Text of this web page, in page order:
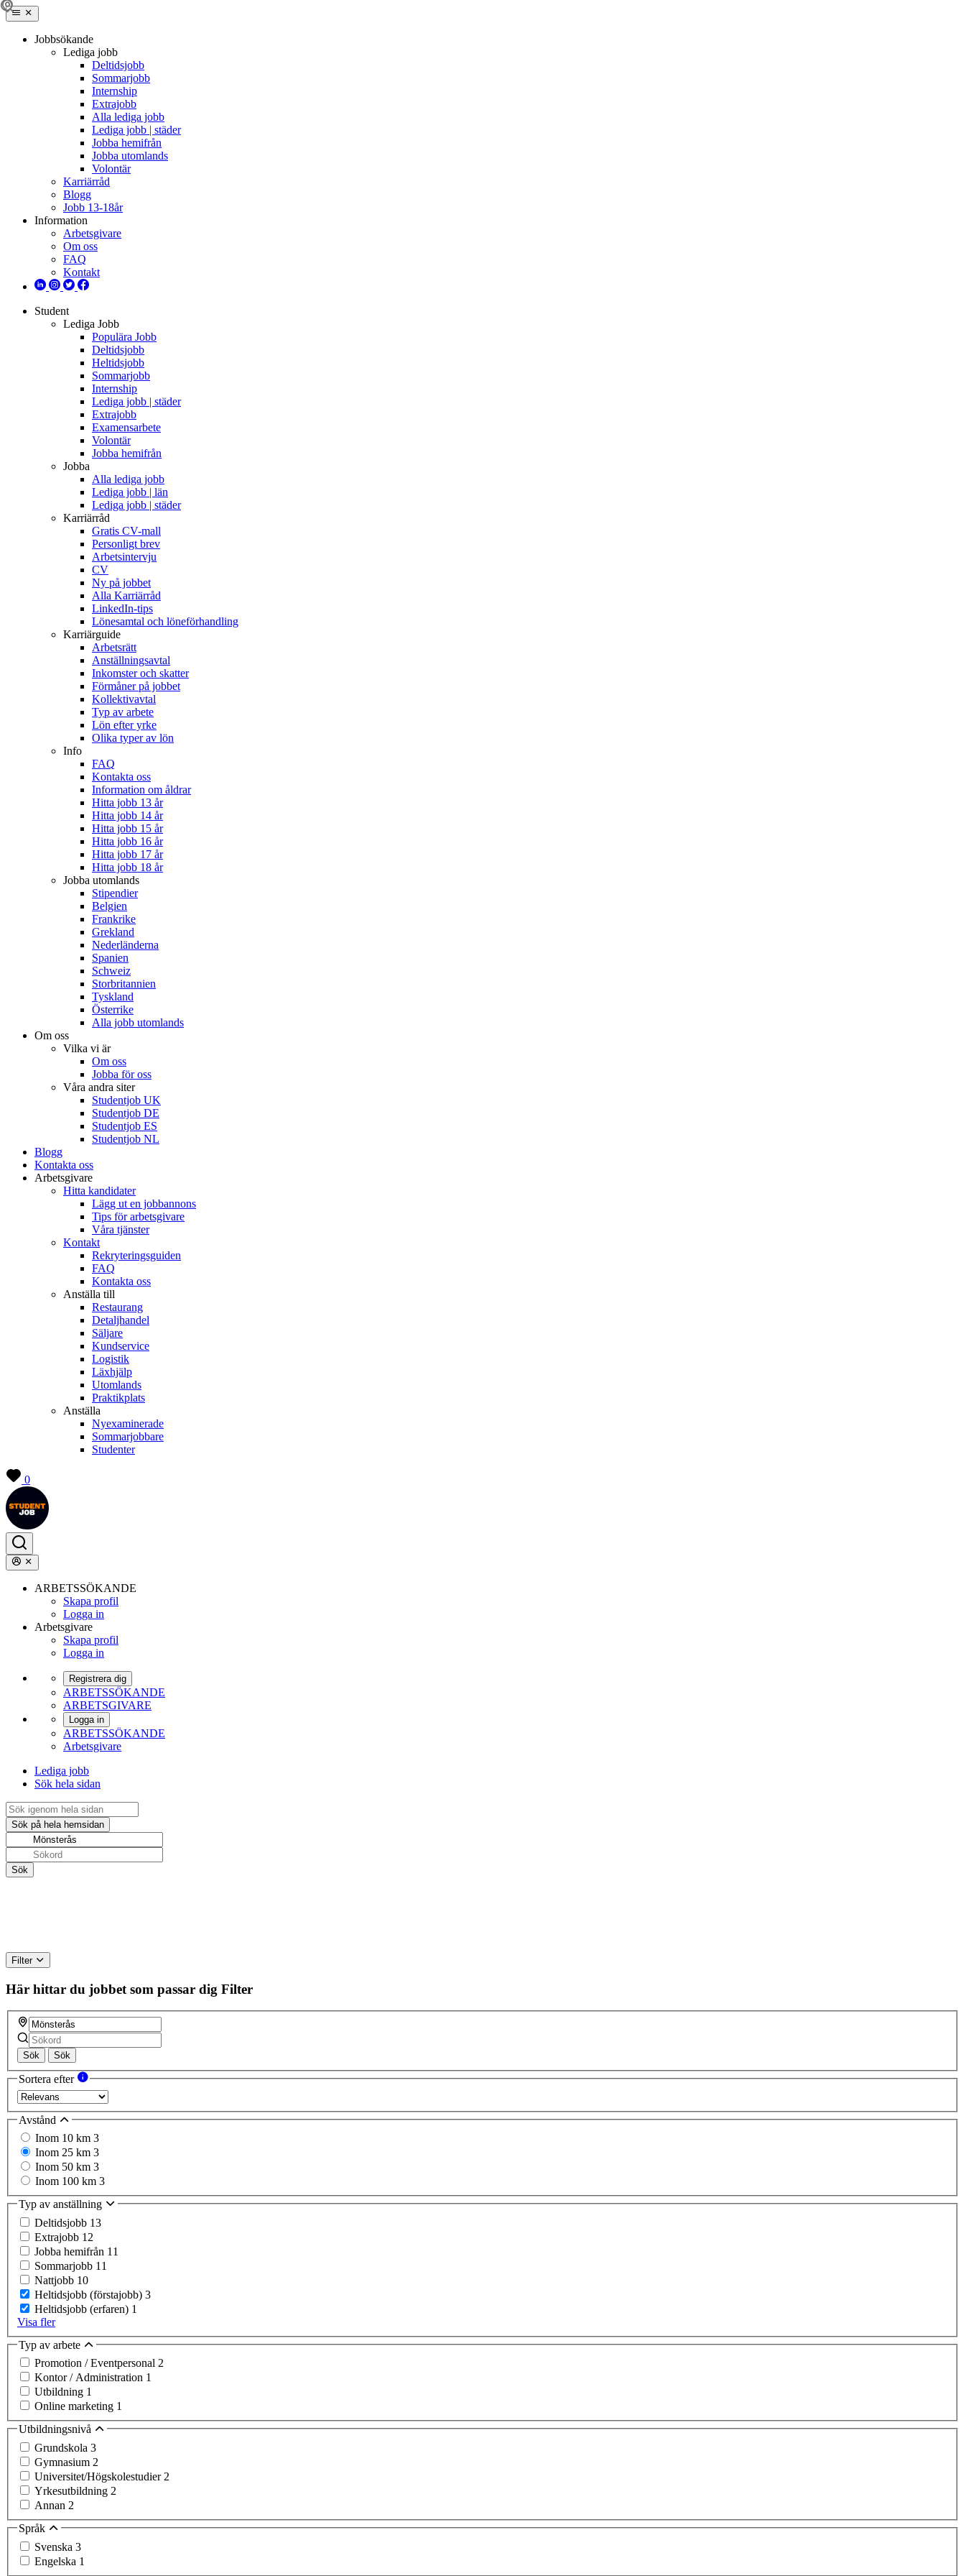
Jobbsökande
Lediga jobb
Deltidsjobb
Sommarjobb
Internship
Extrajobb
Alla lediga jobb
Lediga jobb | städer
Jobba hemifrån
Jobba utomlands
Volontär
Karriärråd
Blogg
Jobb 13-18år
Information
Arbetsgivare
Om oss
FAQ
Kontakt
Student
Lediga Jobb
Populära Jobb
Deltidsjobb
Heltidsjobb
Sommarjobb
Internship
Lediga jobb | städer
Extrajobb
Examensarbete
Volontär
Jobba hemifrån
Jobba
Alla lediga jobb
Lediga jobb | län
Lediga jobb | städer
Karriärråd
Gratis CV-mall
Personligt brev
Arbetsintervju
CV
Ny på jobbet
Alla Karriärråd
LinkedIn-tips
Lönesamtal och löneförhandling
Karriärguide
Arbetsrätt
Anställningsavtal
Inkomster och skatter
Förmåner på jobbet
Kollektivavtal
Typ av arbete
Lön efter yrke
Olika typer av lön
Info
FAQ
Kontakta oss
Information om åldrar
Hitta jobb 13 år
Hitta jobb 14 år
Hitta jobb 15 år
Hitta jobb 16 år
Hitta jobb 17 år
Hitta jobb 18 år
Jobba utomlands
Stipendier
Belgien
Frankrike
Grekland
Nederländerna
Spanien
Schweiz
Storbritannien
Tyskland
Österrike
Alla jobb utomlands
Om oss
Vilka vi är
Om oss
Jobba för oss
Våra andra siter
Studentjob UK
Studentjob DE
Studentjob ES
Studentjob NL
Blogg
Kontakta oss
Arbetsgivare
Hitta kandidater
Lägg ut en jobbannons
Tips för arbetsgivare
Våra tjänster
Kontakt
Rekryteringsguiden
FAQ
Kontakta oss
Anställa till
Restaurang
Detaljhandel
Säljare
Kundservice
Logistik
Läxhjälp
Utomlands
Praktikplats
Anställa
Nyexaminerade
Sommarjobbare
Studenter
0
ARBETSSÖKANDE
Skapa profil
Logga in
Arbetsgivare
Skapa profil
Logga in
Registrera dig
ARBETSSÖKANDE
ARBETSGIVARE
Logga in
ARBETSSÖKANDE
Arbetsgivare
Lediga jobb
Sök hela sidan
Filter
Här hittar du jobbet som passar dig Filter
Sök Sök
Sortera efter
Avstånd
Inom 10 km 3
Inom 25 km 3
Inom 50 km 3
Inom 100 km 3
Typ av anställning
Deltidsjobb 13
Extrajobb 12
Jobba hemifrån 11
Sommarjobb 11
Nattjobb 10
Heltidsjobb (förstajobb) 3
Heltidsjobb (erfaren) 1
Visa fler
Typ av arbete
Promotion / Eventpersonal 2
Kontor / Administration 1
Utbildning 1
Online marketing 1
Utbildningsnivå
Grundskola 3
Gymnasium 2
Universitet/Högskolestudier 2
Yrkesutbildning 2
Annan 2
Språk
Svenska 3
Engelska 1